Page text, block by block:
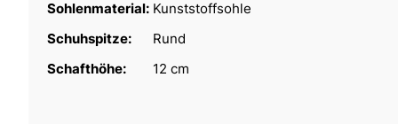
Sohlenmaterial: Kunststoffsohle
Schuhspitze:
Rund
Schafthöhe:
12 cm